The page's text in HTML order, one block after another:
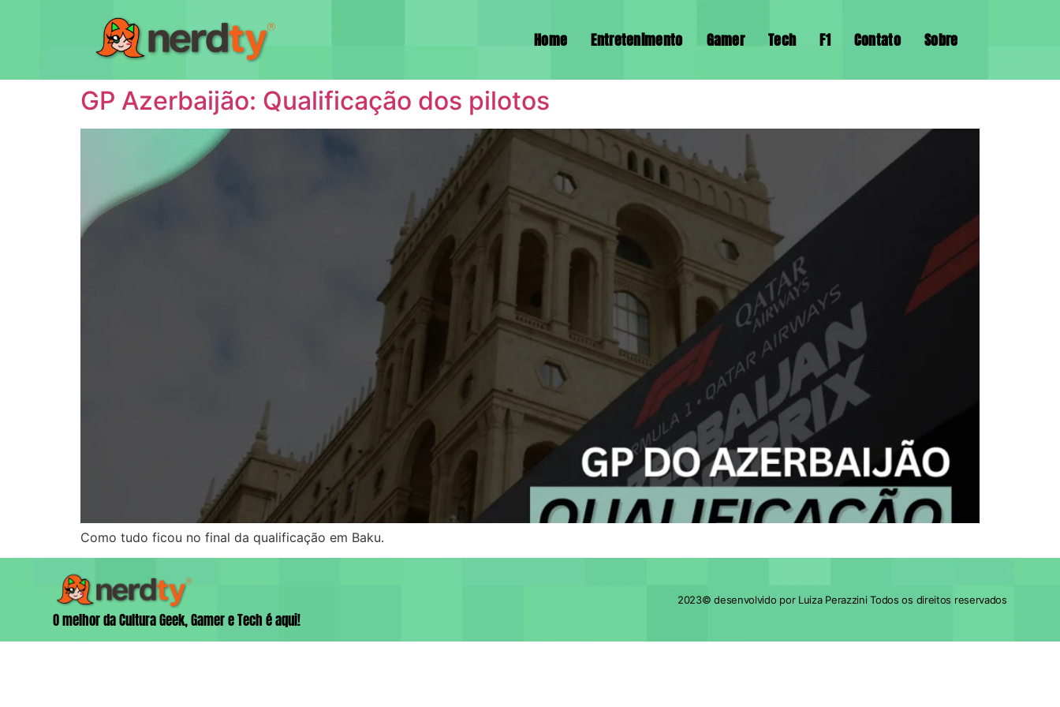
Home Entretenimento Gamer Tech F1 Contato Sobre
GP Azerbaijão: Qualificação dos pilotos​
Como tudo ficou no final da qualificação em Baku.
O melhor da Cultura Geek, Gamer e Tech é aqui!
2023© desenvolvido por Luiza Perazzini Todos os direitos reservados